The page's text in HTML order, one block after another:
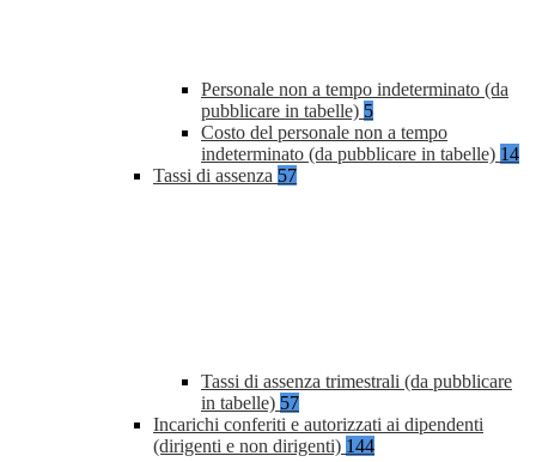
Personale non a tempo indeterminato (da
pubblicare in tabelle) 5
Costo del personale non a tempo
indeterminato (da pubblicare in tabelle) 14
Tassi di assenza 57
Tassi di assenza trimestrali (da pubblicare
in tabelle) 57
Incarichi conferiti e autorizzati ai dipendenti
(dirigenti e non dirigenti) 144